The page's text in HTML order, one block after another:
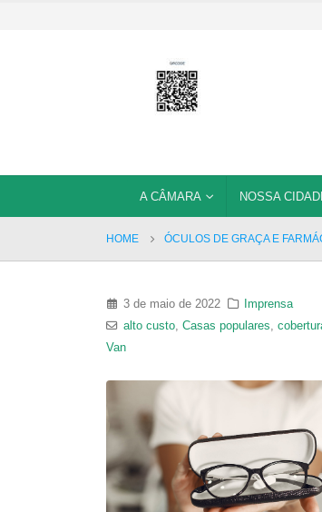
A CÂMARA NOSSA
HOME ÓCULOS DE GRAÇA E
3 de maio de 2022
Imprensa
alto custo, Casas populares,
Van